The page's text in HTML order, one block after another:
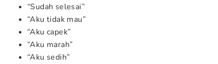
“Sudah selesai”
“Aku tidak mau”
“Aku capek”
“Aku marah”
“Aku sedih”